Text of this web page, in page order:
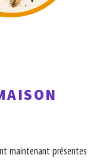
maintenant présentes